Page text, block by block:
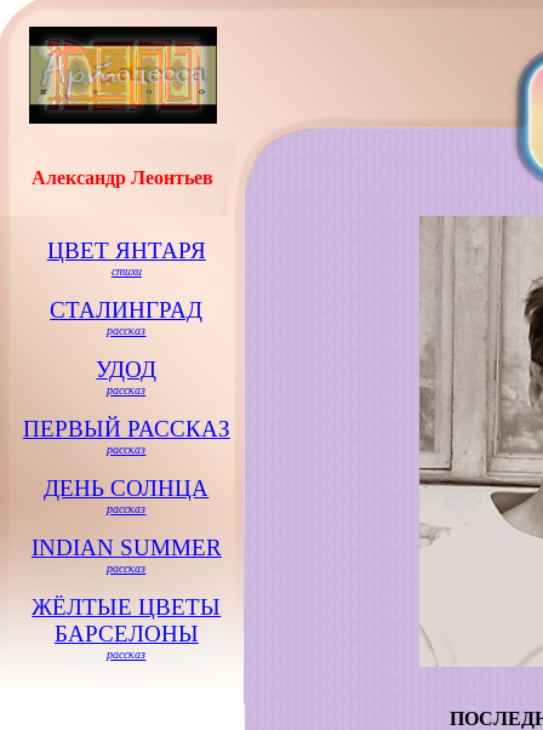
Александр Леонтьев
ЦВЕТ ЯНТАРЯ
стихи
СТАЛИНГРАД
рассказ
УДОД
рассказ
ПЕРВЫЙ РАССКАЗ
рассказ
ДЕНЬ СОЛНЦА
рассказ
INDIAN SUMMER
рассказ
ЖЁЛТЫЕ ЦВЕТЫ
БАРСЕЛОНЫ
рассказ